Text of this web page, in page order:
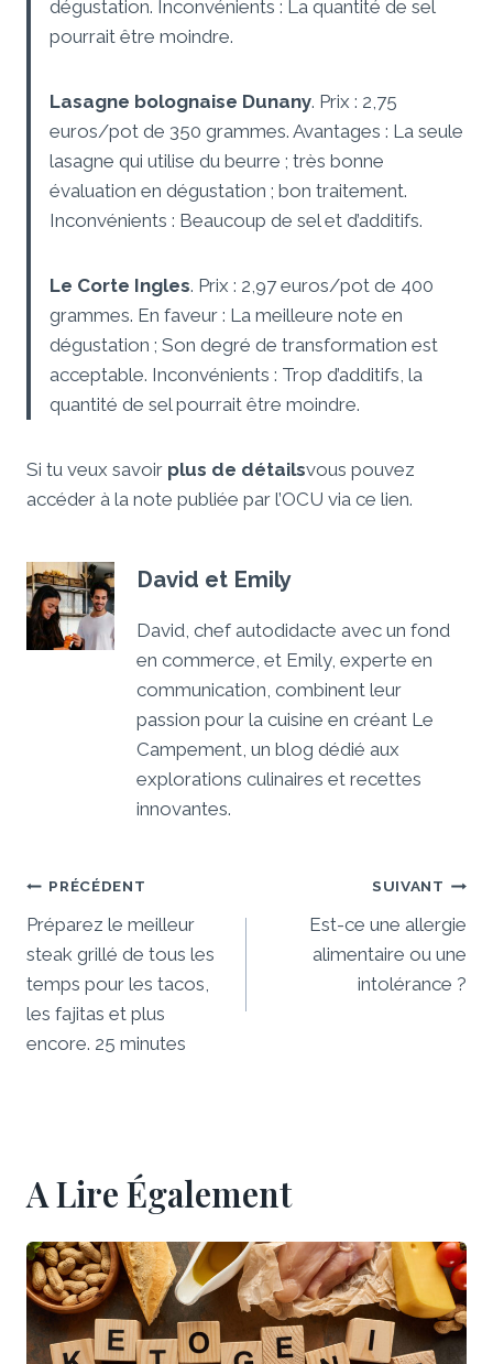
dégustation. Inconvénients : La quantité de sel
pourrait être moindre.
Lasagne bolognaise Dunany. Prix ​​: 2,75
euros/pot de 350 grammes. Avantages : La seule
lasagne qui utilise du beurre ; très bonne
évaluation en dégustation ; bon traitement.
Inconvénients : Beaucoup de sel et d’additifs.
Le Corte Ingles. Prix ​​: 2,97 euros/pot de 400
grammes. En faveur : La meilleure note en
dégustation ; Son degré de transformation est
acceptable. Inconvénients : Trop d’additifs, la
quantité de sel pourrait être moindre.
Si tu veux savoir plus de détailsvous pouvez
accéder à la note publiée par l’OCU via ce lien.
David et Emily
David, chef autodidacte avec un fond
en commerce, et Emily, experte en
communication, combinent leur
passion pour la cuisine en créant Le
Campement, un blog dédié aux
explorations culinaires et recettes
innovantes.
Navigation
De
L’article
PRÉCÉDENT
Préparez le meilleur
steak grillé de tous les
temps pour les tacos,
les fajitas et plus
encore. 25 minutes
SUIVANT
Est-ce une allergie
alimentaire ou une
intolérance ?
A Lire Également